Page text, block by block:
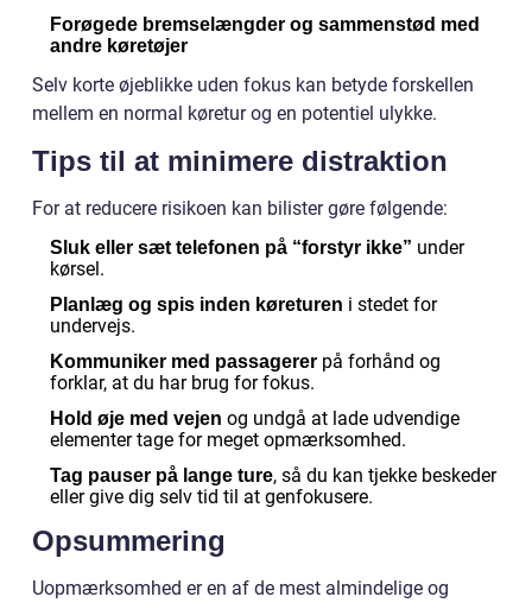
Forøgede bremselængder og sammenstød med
andre køretøjer
Selv korte øjeblikke uden fokus kan betyde forskellen
mellem en normal køretur og en potentiel ulykke.
Tips til at minimere distraktion
For at reducere risikoen kan bilister gøre følgende:
Sluk eller sæt telefonen på “forstyr ikke” under
kørsel.
Planlæg og spis inden køreturen i stedet for
undervejs.
Kommuniker med passagerer på forhånd og
forklar, at du har brug for fokus.
Hold øje med vejen og undgå at lade udvendige
elementer tage for meget opmærksomhed.
Tag pauser på lange ture, så du kan tjekke beskeder
eller give dig selv tid til at genfokusere.
Opsummering
Uopmærksomhed er en af de mest almindelige og